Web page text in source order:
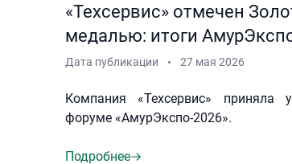
«Техсервис» отмечен
медалью: итоги
Дата публикации 27 мая 2026
Компания «Техсервис» приняла
форуме «АмурЭкспо-2026».
Подробнее